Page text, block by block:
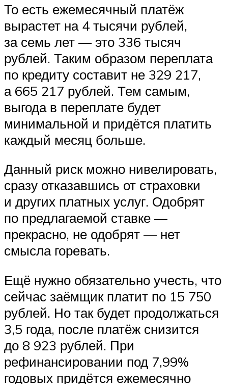
То есть ежемесячный платёж
вырастет на 4 тысячи рублей,
за семь лет — это 336 тысяч
рублей. Таким образом переплата
по кредиту составит не 329 217,
а 665 217 рублей. Тем самым,
выгода в переплате будет
минимальной и придётся платить
каждый месяц больше.
Данный риск можно нивелировать,
сразу отказавшись от страховки
и других платных услуг. Одобрят
по предлагаемой ставке —
прекрасно, не одобрят — нет
смысла горевать.
Ещё нужно обязательно учесть, что
сейчас заёмщик платит по 15 750
рублей. Но так будет продолжаться
3,5 года, после платёж снизится
до 8 923 рублей. При
рефинансировании под 7,99%
годовых придётся ежемесячно